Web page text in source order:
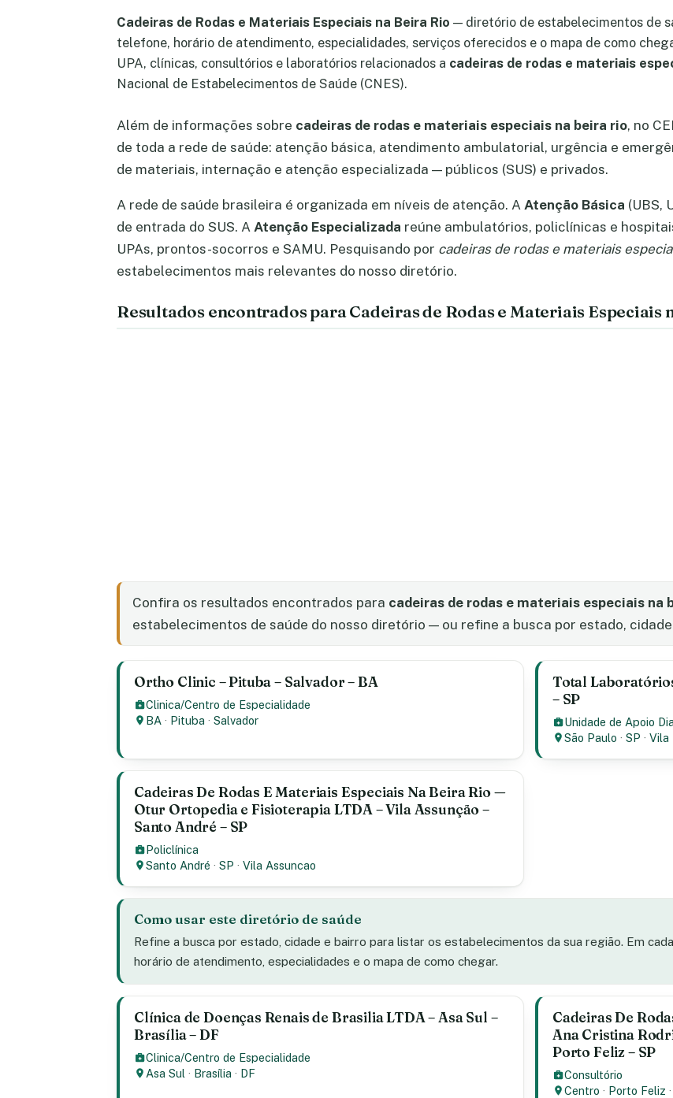
Cadeiras de Rodas e Materiais Especiais na Beira Rio — diretório de estabelecimentos de
telefone, horário de atendimento, especialidades, serviços oferecidos e o mapa de como
UPA, clínicas, consultórios e laboratórios relacionados a cadeiras de rodas e materiais
Nacional de Estabelecimentos de Saúde (CNES).
Além de informações sobre cadeiras de rodas e materiais especiais na beira rio, no
de toda a rede de saúde: atenção básica, atendimento ambulatorial, urgência e
de materiais, internação e atenção especializada — públicos (SUS) e privados.
A rede de saúde brasileira é organizada em níveis de atenção. A Atenção Básica (UBS,
de entrada do SUS. A Atenção Especializada reúne ambulatórios, policlínicas e
UPAs, prontos-socorros e SAMU. Pesquisando por cadeiras de rodas e materiais
estabelecimentos mais relevantes do nosso diretório.
Resultados encontrados para Cadeiras de Rodas e Materiais Especiais
Confira os resultados encontrados para cadeiras de rodas e materiais especiais na
estabelecimentos de saúde do nosso diretório — ou refine a busca por estado,
Ortho Clinic – Pituba – Salvador – BA
Clinica/Centro de Especialidade
BA · Pituba ·Salvador
Total
– SP
Unidade de Apoio
São Paulo ·SP ·Vila
Cadeiras De Rodas E Materiais Especiais Na Beira Rio —
Otur Ortopedia e Fisioterapia LTDA – Vila Assunção –
Santo André – SP
Policlínica
Santo André ·SP ·Vila Assuncao
Como usar este diretório de saúde
Refine a busca por estado, cidade e bairro para listar os estabelecimentos da sua região. Em
horário de atendimento, especialidades e o mapa de como chegar.
Clínica de Doenças Renais de Brasilia LTDA – Asa Sul –
Brasília – DF
Clinica/Centro de Especialidade
Asa Sul · Brasília · DF
Cadeiras De
Ana Cristina
Porto Feliz – SP
Consultório
Centro · Porto Feliz